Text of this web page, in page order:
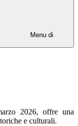
Menu di
2026, offre una
e culturali.